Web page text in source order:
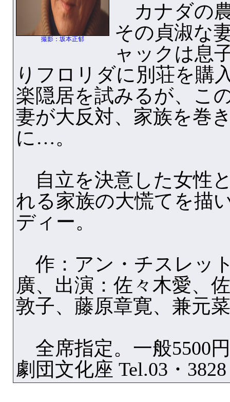
撮影：坂本正郁
カナダの
その貞淑な
ャックは息
りフロリダに別荘を購
楽隠居を試みるが、こ
妻が大反対、家族を巻
に…。
自立を決意した女性
れる家族の大慌てを描
ディー。
作：アン・チスレッ
廣、出演：佐々木愛、
敦子、藤原章寛、兼元
全席指定。一般5500
劇団文化座 Tel.03・